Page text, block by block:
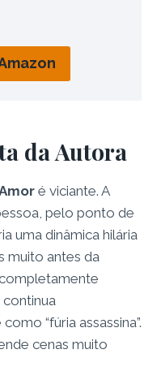
da Autora
é viciante. A
pelo ponto de
uma dinâmica hilária
muito antes da
“fúria assassina”.
cenas muito